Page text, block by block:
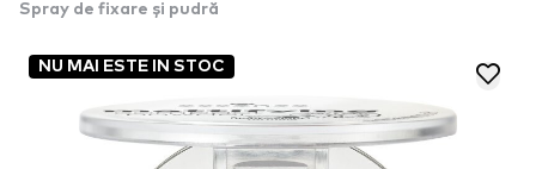
Spray de fixare și pudră
NU MAI ESTE IN STOC